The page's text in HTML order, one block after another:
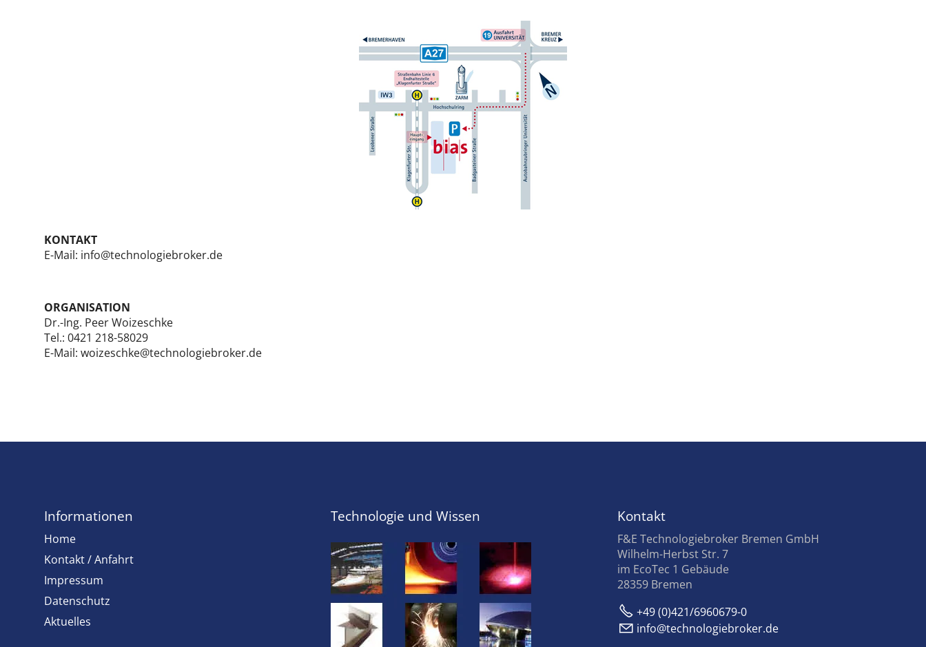
KONTAKT
E-Mail: info@technologiebroker.de
ORGANISATION
Dr.-Ing. Peer Woizeschke
Tel.: 0421 218-58029
E-Mail: woizeschke@technologiebroker.de
Informationen
Home
Kontakt / Anfahrt
Impressum
Datenschutz
Aktuelles
Technologie und Wissen Kontakt
F&E Technologiebroker Bremen GmbH
Wilhelm-Herbst Str. 7
im EcoTec 1 Gebäude
28359 Bremen
+49 (0)421/6960679-0
nf
t chn l g br k r d